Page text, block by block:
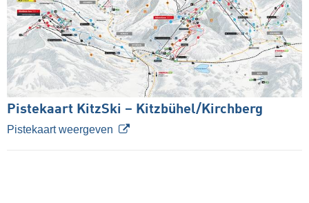
Pistekaart KitzSki – Kitzbühel/​Kirchberg
Pistekaart weergeven